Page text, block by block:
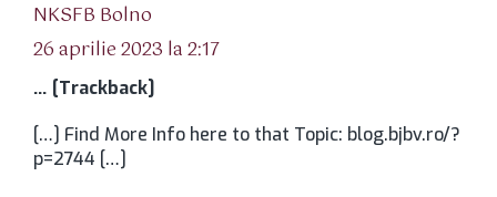
NKSFB Bolno
26 aprilie 2023 la 2:17
… [Trackback]
[…] Find More Info here to that Topic: blog.bjbv.ro/?
p=2744 […]